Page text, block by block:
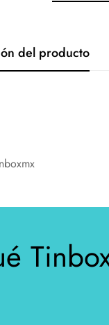
del producto